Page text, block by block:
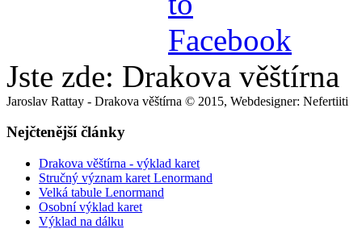
Jste zde: Drakova věštírna
Jaroslav Rattay - Drakova věštírna © 2015, Webdesigner: Nefertiiti
Nejčtenější články
Drakova věštírna - výklad karet
Stručný význam karet Lenormand
Velká tabule Lenormand
Osobní výklad karet
Výklad na dálku